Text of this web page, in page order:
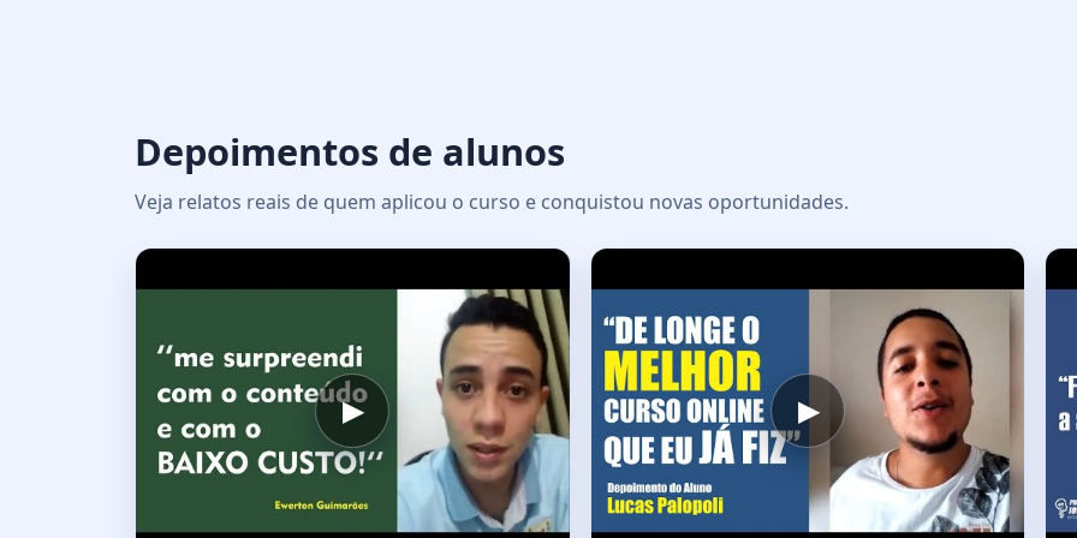
Depoimentos de alunos
Veja relatos reais de quem aplicou o curso e conquistou novas oportunidades.
▶ ▶